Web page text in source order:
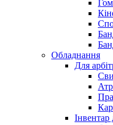
Обладнання
Для
Інвентар